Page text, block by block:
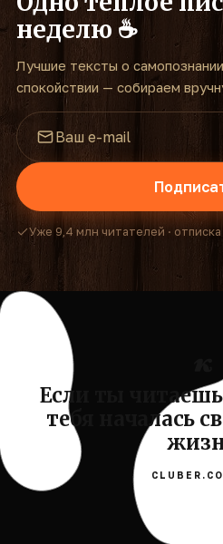
неделю ☕
Лучшие тексты о
спокойствии — собираем
Уже 9,4 млн читателей ·
Если ты
тебя началась